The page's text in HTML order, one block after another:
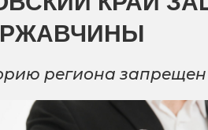
региона запрещен